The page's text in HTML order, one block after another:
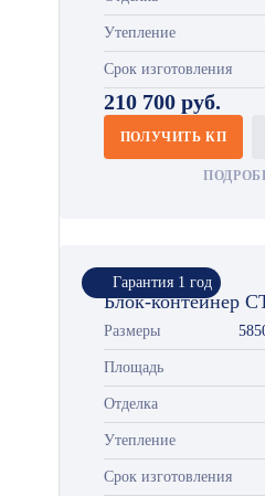
Утепление
Срок изготовления
210 700 руб.
ПОЛУЧИТЬ КП
Гарантия 1 год
Блок-контейнер
Размеры
Площадь
Отделка
Утепление
Срок изготовления